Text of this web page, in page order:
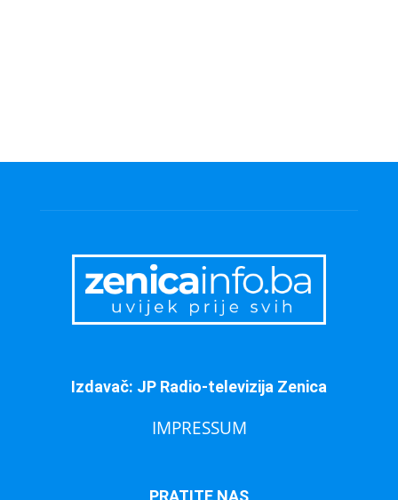
Izdavač: JP Radio-televizija Zenica
IMPRESSUM